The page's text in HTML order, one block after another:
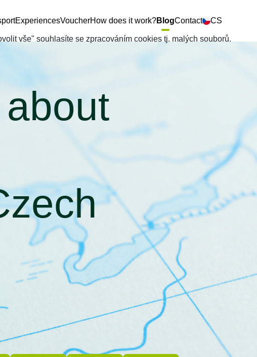
ExperiencesVoucherHow does it work?BlogContact CS
vše" souhlasíte se zpracováním cookies tj. malých souborů.